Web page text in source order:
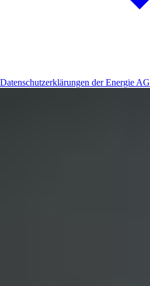
Datenschutzerklärungen der Energie AG